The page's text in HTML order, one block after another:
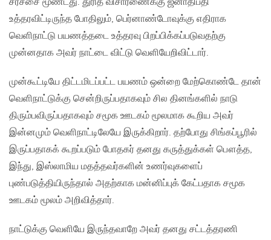
உத்தரவிட்டிருந்த போதிலும், பெர்னாண்டோவுக்கு எதிராக
வெளிநாட்டு பயணத்தடை உத்தரவு பிறப்பிக்கப்படுவதற்கு
முன்னதாக அவர் நாட்டை விட்டு வெளியேறிவிட்டார்.
முன்கூட்டியே திட்டமிடப்பட்ட பயணம் ஒன்றை மேற்கொண்டே தான்
வெளிநாட்டுக்கு சென்றிருப்பதாகவும் சில தினங்களில் நாடு
திரும்பவிருப்பதாகவும் சமூக ஊடகம் மூலமாக கூறிய அவர்
இன்னமும் வெளிநாட்டிலேயே இருக்கிறார். தற்போது சிங்கப்பூரில்
இருப்பதாகக் கூறப்படும் போதகர் தனது கருத்துக்கள் பௌத்த,
இந்து, இஸ்லாமிய மதத்தவர்களின் உணர்வுகளைப்
புண்படுத்தியிருந்தால் அதற்காக மன்னிப்புக் கேட்பதாக சமூக
ஊடகம் மூலம் அறிவித்தார்.
நாட்டுக்கு வெளியே இருந்தவாறே அவர் தனது சட்டத்தரணி